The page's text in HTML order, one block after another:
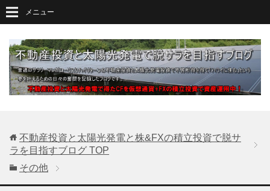
メニュー
不動産投資と太陽光発電と株&FXの積立投資で脱サ
ラを目指すブログ TOP
その他